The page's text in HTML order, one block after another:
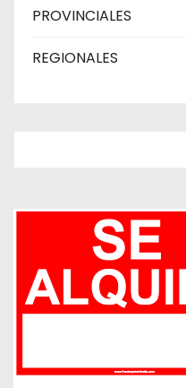
PROVINCIALES
REGIONALES